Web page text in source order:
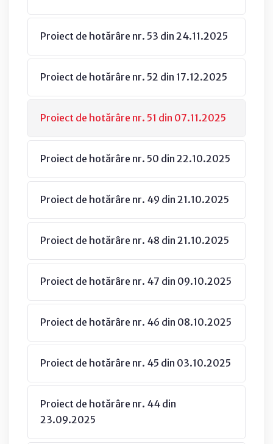
Proiect de hotărâre nr. 53 din 24.11.2025
Proiect de hotărâre nr. 52 din 17.12.2025
Proiect de hotărâre nr. 51 din 07.11.2025
Proiect de hotărâre nr. 50 din 22.10.2025
Proiect de hotărâre nr. 49 din 21.10.2025
Proiect de hotărâre nr. 48 din 21.10.2025
Proiect de hotărâre nr. 47 din 09.10.2025
Proiect de hotărâre nr. 46 din 08.10.2025
Proiect de hotărâre nr. 45 din 03.10.2025
Proiect de hotărâre nr. 44 din
23.09.2025